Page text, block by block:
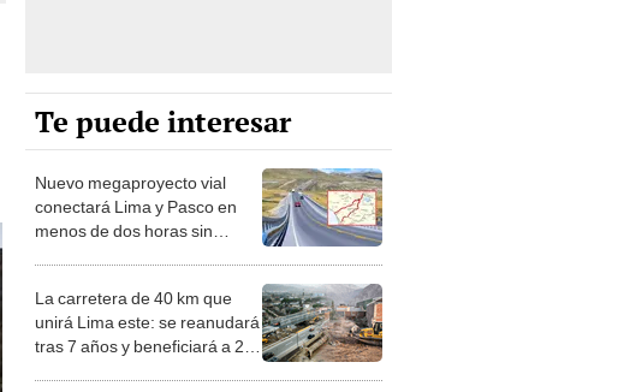
Te puede interesar
Nuevo megaproyecto vial
conectará Lima y Pasco en
menos de dos horas sin
La carretera de 40 km que
unirá Lima este: se reanudará
tras 7 años y beneficiará a 2